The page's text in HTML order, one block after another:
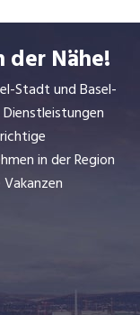
der Nähe!
Stadt und Basel-
in der Region